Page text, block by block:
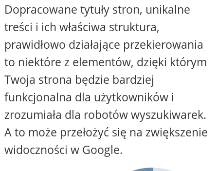
Dopracowane tytuły stron, unikalne
treści i ich właściwa struktura,
prawidłowo działające przekierowania
to niektóre z elementów, dzięki którym
Twoja strona będzie bardziej
funkcjonalna dla użytkowników i
zrozumiała dla robotów wyszukiwarek.
A to może przełożyć się na zwiększenie
widoczności w Google.